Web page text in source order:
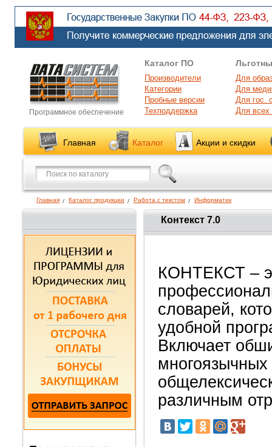
Программное обеспечение
Каталог ПО
Производители
Категории
Пробные версии
Техподдержка
Для
Для
Для гос.
Для
Главная Каталог Акции и скидки
Главная Каталог продукции Работа с текстом Информатик
Контекст 7.0
КОНТЕКСТ –
словарей,
удобной
Включает
различным